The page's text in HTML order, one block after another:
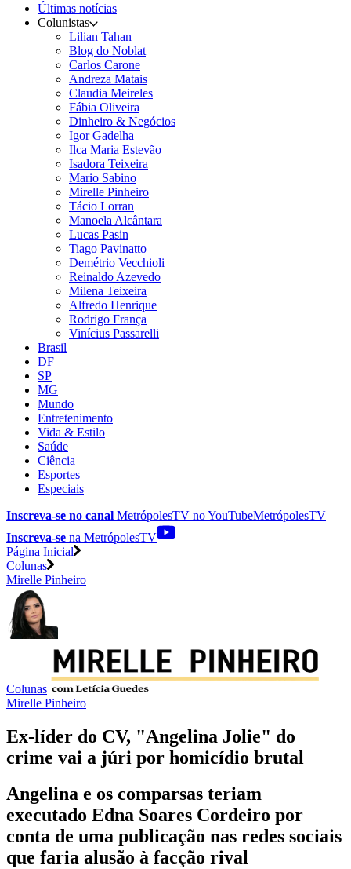
Últimas notícias
Colunistas
Lilian Tahan
Blog do Noblat
Carlos Carone
Andreza Matais
Claudia Meireles
Fábia Oliveira
Dinheiro & Negócios
Igor Gadelha
Ilca Maria Estevão
Isadora Teixeira
Mario Sabino
Mirelle Pinheiro
Tácio Lorran
Manoela Alcântara
Lucas Pasin
Tiago Pavinatto
Demétrio Vecchioli
Reinaldo Azevedo
Milena Teixeira
Alfredo Henrique
Rodrigo França
Vinícius Passarelli
Brasil
DF
SP
MG
Mundo
Entretenimento
Vida & Estilo
Saúde
Ciência
Esportes
Especiais
Inscreva-se no canal MetrópolesTV noYouTubeMetrópolesTV
Inscreva-se na MetrópolesTV
Página Inicial
Colunas
Mirelle Pinheiro
Colunas
Mirelle Pinheiro
Ex-líder do CV, "Angelina Jolie" do
crime vai a júri por homicídio brutal
Angelina e os comparsas teriam
executado Edna Soares Cordeiro por
conta de uma publicação nas redes sociais
que faria alusão à facção rival